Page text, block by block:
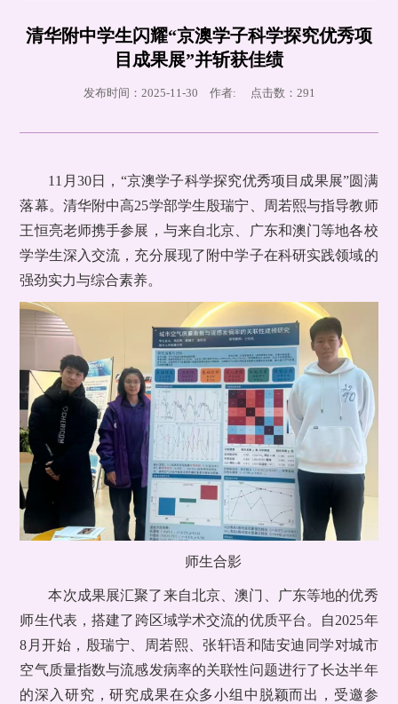
清华附中学生闪耀“京澳学子科学探究优秀项
目成果展”并斩获佳绩
发布时间：2025-11-30 作者: 点击数： 291
11月30日，“京澳学子科学探究优秀项目成果展”圆满
落幕。清华附中高25学部学生殷瑞宁、周若熙与指导教师
王恒亮老师携手参展，与来自北京、广东和澳门等地各校
学学生深入交流，充分展现了附中学子在科研实践领域的
强劲实力与综合素养。
师生合影
本次成果展汇聚了来自北京、澳门、广东等地的优秀
师生代表，搭建了跨区域学术交流的优质平台。自2025年
8月开始，殷瑞宁、周若熙、张轩语和陆安迪同学对城市
空气质量指数与流感发病率的关联性问题进行了长达半年
的深入研究，研究成果在众多小组中脱颖而出，受邀参